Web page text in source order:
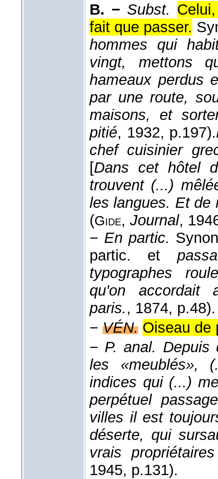
B. − Subst.
fait que passer.
hommes qui
vingt, mettons
hameaux perdus
par une route,
maisons, et
pitié, 1932, p.197).
chef cuisinier
[Dans cet hôtel
trouvent (...)
les langues. Et de
(Gide, Journal,
− En partic.
partic. et
typographes
qu'on accordait
paris., 1874, p.48).
− VÉN. Oiseau de
− P. anal. Depuis
les «meublés»,
indices qui (...)
perpétuel
villes il est
déserte, qui
vrais
1945, p.131).